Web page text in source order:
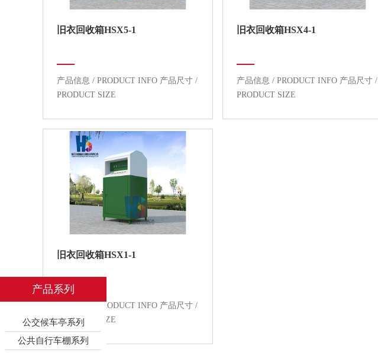
产品系列
公交候车亭系列
公共自行车棚系列
旧衣回收箱HSX5-1
产品信息 / PRODUCT INFO 产品尺寸 /
PRODUCT SIZE
旧衣回收箱HSX4-1
产品信息 / PRODUCT INFO 产品尺寸 /
PRODUCT SIZE
旧衣回收箱HSX1-1
产品信息 / PRODUCT INFO 产品尺寸 /
PRODUCT SIZE